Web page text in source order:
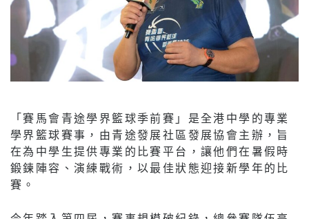
「賽馬會青途學界籃球季前賽」是全港中學的專業
學界籃球賽事，由青途發展社區發展協會主辦，旨
在為中學生提供專業的比賽平台，讓他們在暑假時
鍛鍊陣容、演練戰術，以最佳狀態迎接新學年的比
賽。